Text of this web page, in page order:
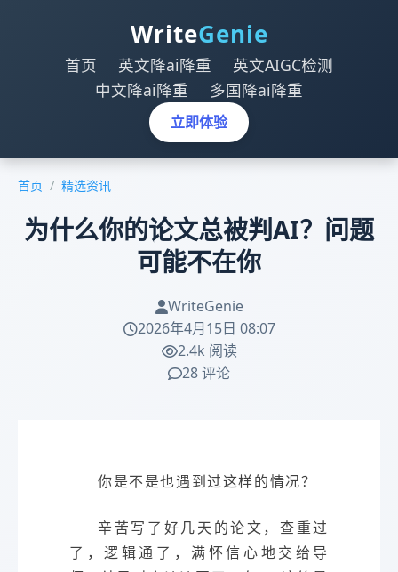
WriteGenie
首页 英文降ai降重
英文AIGC检测
中文降ai降重
多国降ai降重
立即体验
首页 / 精选资讯
为什么你的论文总被判AI？问题
可能不在你
WriteGenie
2026年4月15日 08:07
2.4k 阅读
28 评论
你是不是也遇到过这样的情况？
辛苦写了好几天的论文，查重过
了，逻辑通了，满怀信心地交给导